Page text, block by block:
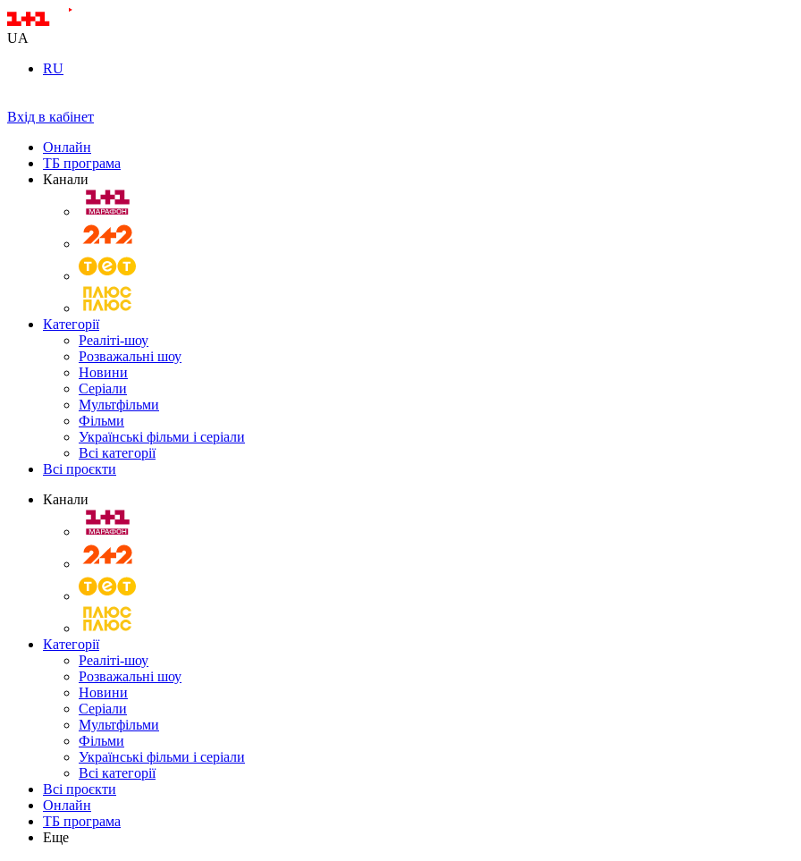
UA
RU
Вхід в кабінет
Онлайн
ТБ програма
Канали
Категорії
Реаліті-шоу
Розважальні шоу
Новини
Серіали
Мультфільми
Фільми
Українські фільми і серіали
Всі категорії
Всі проєкти
Канали
Категорії
Реаліті-шоу
Розважальні шоу
Новини
Серіали
Мультфільми
Фільми
Українські фільми і серіали
Всі категорії
Всі проєкти
Онлайн
ТБ програма
Еще